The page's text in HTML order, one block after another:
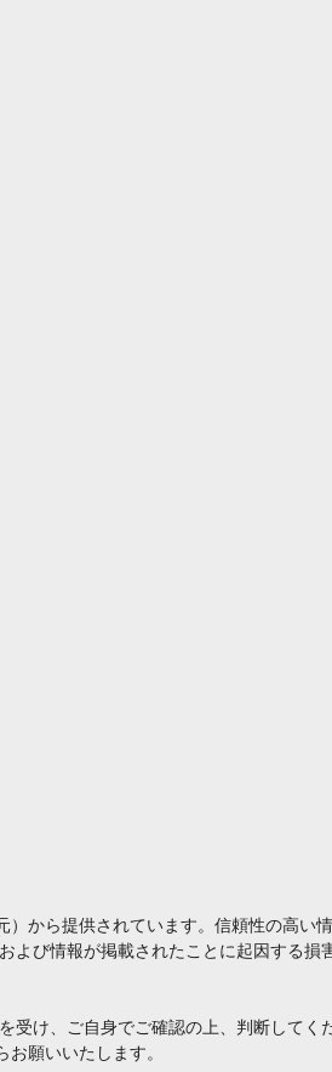
から提供されています。信頼性の高い
び情報が掲載されたことに起因する損
け、ご自身でご確認の上、判断してく
お願いいたします。